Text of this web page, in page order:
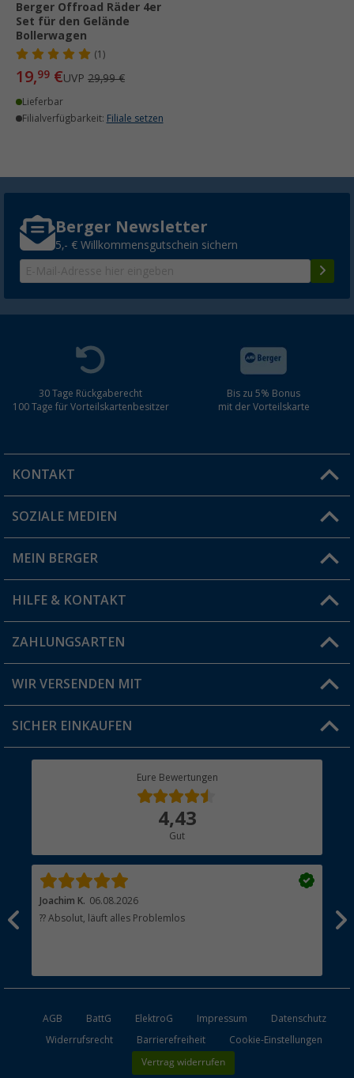
Berger Offroad Räder 4er
Set für den Gelände
Bollerwagen
(1)
19,99 €UVP 29,99 €
Lieferbar
Filialverfügbarkeit: Filiale setzen
Berger Newsletter
5,- € Willkommensgutschein sichern
30 Tage Rückgaberecht
100 Tage für Vorteilskartenbesitzer
Bis zu 5% Bonus
mit der Vorteilskarte
KONTAKT
Du hast eine Frage?
Filiale finden
SOZIALE MEDIEN
MEIN BERGER
Vorteilskarte
Blog
Jobs & Karriere
HILFE & KONTAKT
FAQ & Kontakt
Versandinformationen
Rücksendung
ZAHLUNGSARTEN
WIR VERSENDEN MIT
SICHER EINKAUFEN
Eure Bewertungen
4,43
Gut
Joachim K. 06.08.2026
?? Absolut, läuft alles Problemlos
AGB BattG ElektroG Impressum
Datenschutz
Widerrufsrecht
Barrierefreiheit Cookie-Einstellungen
Vertrag widerrufen